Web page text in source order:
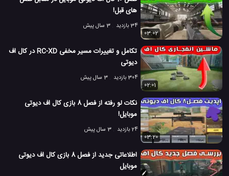
های قبل!
34 بازدید
3 سال پیش
03:02
تکامل و تغییرات مسیر مخفی RC-XD در کال اف
دیوتی
304 بازدید
3 سال پیش
02:01
نکات لو رفته از فصل 8 بازی کال اف دیوتی
موبایل!
24 بازدید
3 سال پیش
03:20
اطلاعاتی جدید از فصل 8 بازی کال اف دیوتی
موبایل